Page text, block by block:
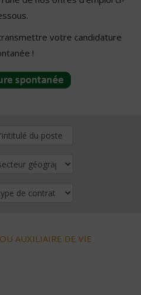
votre candidature
!
AUXILIAIRE DE VIE